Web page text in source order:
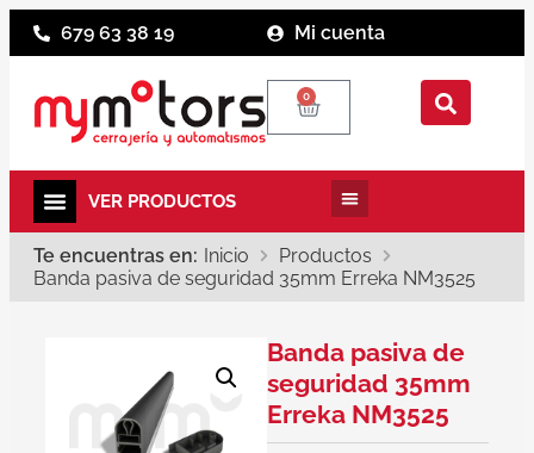
679 63 38 19 Mi cuenta
0
Te encuentras en: Inicio
Productos
Banda pasiva de seguridad 35mm Erreka NM3525
Banda pasiva de
seguridad 35mm
Erreka NM3525